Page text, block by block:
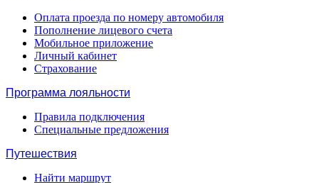
Оплата проезда по номеру автомобиля
Пополнение лицевого счета
Мобильное приложение
Личный кабинет
Страхование
Программа лояльности
Правила подключения
Специальные предложения
Путешествия
Найти маршрут